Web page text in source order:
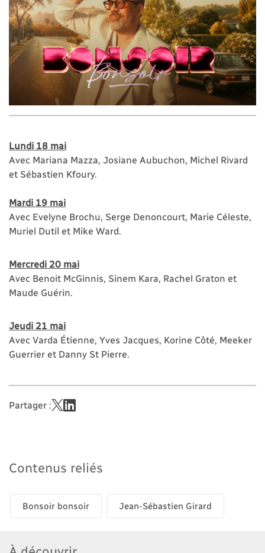
Lundi 18 mai
Avec Mariana Mazza, Josiane Aubuchon, Michel Rivard
et Sébastien Kfoury.
Mardi 19 mai
Avec Evelyne Brochu, Serge Denoncourt, Marie Céleste,
Muriel Dutil et Mike Ward.
Mercredi 20 mai
Avec Benoit McGinnis, Sinem Kara, Rachel Graton et
Maude Guérin.
Jeudi 21 mai
Avec Varda Étienne, Yves Jacques, Korine Côté, Meeker
Guerrier et Danny St Pierre.
Partager :
Contenus reliés
Bonsoir bonsoir Jean-Sébastien Girard